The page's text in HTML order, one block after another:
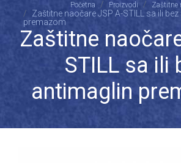
Početna Proizvodi Zaštitne
Zaštitne naočare JSP A-STILL sa ili
premazom
Zaštitne
STILL sa ili
antimaglin